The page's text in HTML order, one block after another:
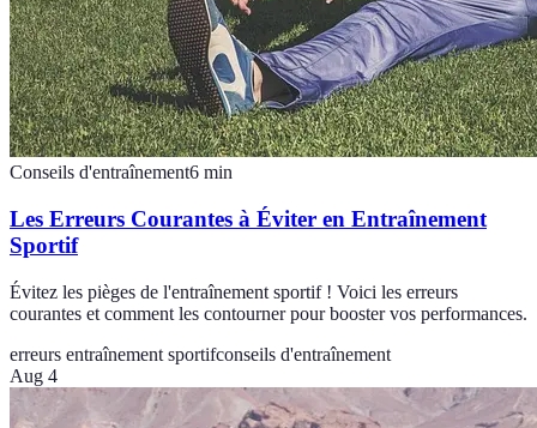
Conseils d'entraînement6 min
Les Erreurs Courantes à Éviter en Entraînement
Sportif
Évitez les pièges de l'entraînement sportif ! Voici les erreurs
courantes et comment les contourner pour booster vos performances.
erreurs entraînement sportifconseils d'entraînement
Aug 4